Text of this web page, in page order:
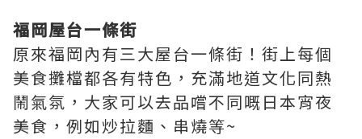
福岡屋台一條街
原來福岡內有三大屋台一條街！街上每個
美食攤檔都各有特色，充滿地道文化同熱
鬧氣氛，大家可以去品嚐不同嘅日本宵夜
美食，例如炒拉麵、串燒等~